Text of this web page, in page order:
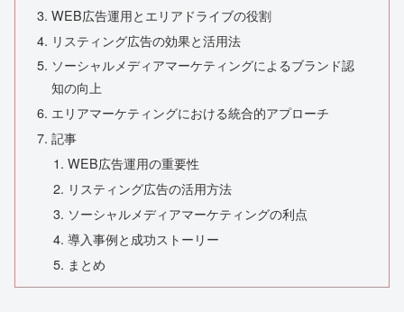
WEB広告運用とエリアドライブの役割
リスティング広告の効果と活用法
ソーシャルメディアマーケティングによるブランド認
知の向上
エリアマーケティングにおける統合的アプローチ
記事
WEB広告運用の重要性
リスティング広告の活用方法
ソーシャルメディアマーケティングの利点
導入事例と成功ストーリー
まとめ